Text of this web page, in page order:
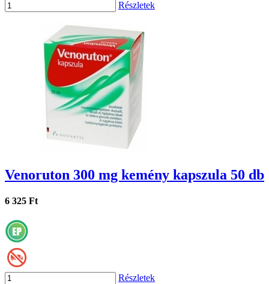
Részletek
Venoruton 300 mg kemény kapszula 50 db
6 325 Ft
Részletek